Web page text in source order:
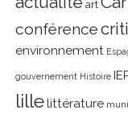
art
conférence
environnement
gouvernement Histoire
lillelittérature